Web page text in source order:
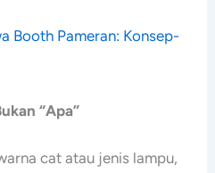
Booth Pameran: Konsep-
“Apa”
cat atau jenis lampu,